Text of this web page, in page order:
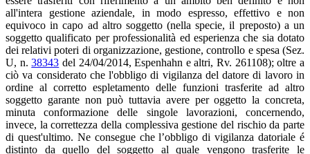
all'intera gestione aziendale, in modo espresso, effettivo e non
equivoco in capo ad altro soggetto (nella specie, il preposto) a un
soggetto qualificato per professionalità ed esperienza che sia dotato
dei relativi poteri di organizzazione, gestione, controllo e spesa (Sez.
U, n.38343 del 24/04/2014, Espenhahn e altri, Rv. 261108); oltre a
ciò va considerato che l'obbligo di vigilanza del datore di lavoro in
ordine al corretto espletamento delle funzioni trasferite ad altro
soggetto garante non può tuttavia avere per oggetto la concreta,
minuta conformazione delle singole lavorazioni, concernendo,
invece, la correttezza della complessiva gestione del rischio da parte
di quest'ultimo. Ne consegue che l’obbligo di vigilanza datoriale é
distinto da quello del soggetto al quale vengono trasferite le